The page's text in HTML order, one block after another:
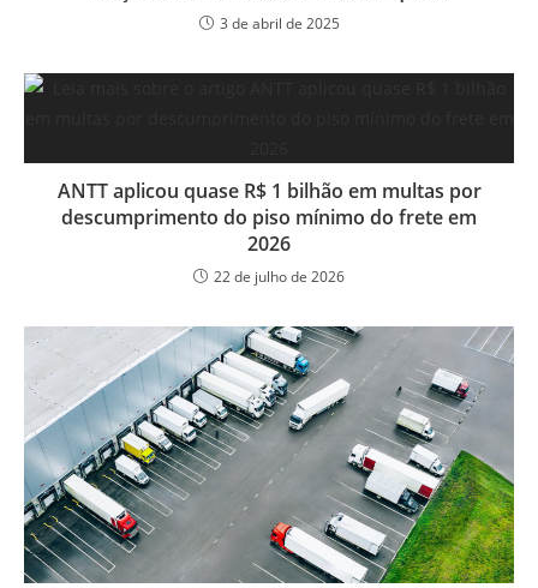
3 de abril de 2025
ANTT aplicou quase R$ 1 bilhão em multas por
descumprimento do piso mínimo do frete em
2026
22 de julho de 2026